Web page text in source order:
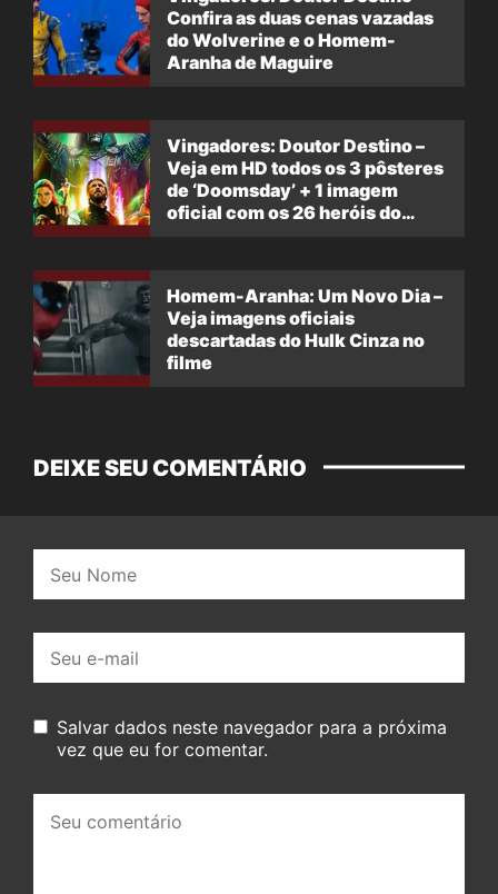
Confira as duas cenas vazadas
do Wolverine e o Homem-
Aranha de Maguire
Vingadores: Doutor Destino –
Veja em HD todos os 3 pôsteres
de ‘Doomsday’ + 1 imagem
oficial com os 26 heróis do
Homem-Aranha: Um Novo Dia –
Veja imagens oficiais
descartadas do Hulk Cinza no
filme
DEIXE SEU COMENTÁRIO
mail:
Salvar dados neste navegador para a próxima
vez que eu for comentar.
comentário: